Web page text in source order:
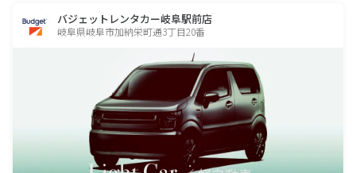
バジェットレンタカー岐阜駅前店
岐阜県岐阜市加納栄町通3丁目20番